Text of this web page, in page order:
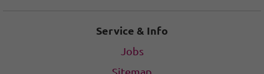
Service & Info
Jobs
Sitemap